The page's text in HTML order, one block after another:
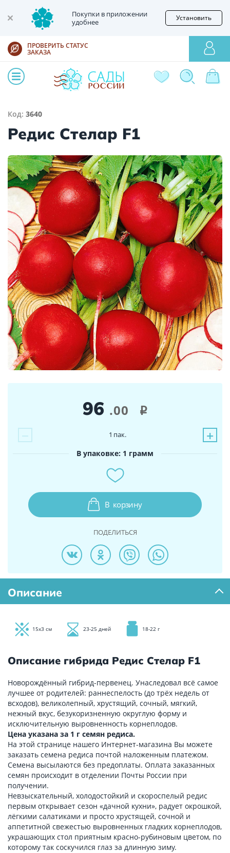
Покупки в приложении
удобнее
Установить
ПРОВЕРИТЬ СТАТУС
ЗАКАЗА
Код: 3640
Редис Стелар F1
96 .00 i
− +
1 пак.
В упаковке: 1 грамм
В корзину
ПОДЕЛИТЬСЯ
Описание
15х3 см 23-25 дней 18-22 г
Описание гибрида Редис Стелар F1
Новорождённый гибрид-первенец. Унаследовал всё самое
лучшее от родителей: раннеспелость (до трёх недель от
всходов), великолепный, хрустящий, сочный, мягкий,
нежный вкус, безукоризненную округлую форму и
исключительную выровненность корнеплодов.
Цена указана за 1 г семян редиса.
На этой странице нашего Интернет-магазина Вы можете
заказать семена редиса почтой наложенным платежом.
Семена высылаются без предоплаты. Оплата заказанных
семян происходит в отделении Почты России при
получении.
Невзыскательный, холодостойкий и скороспелый редис
первым открывает сезон «дачной кухни», радует окрошкой,
лёгкими салатиками и просто хрустящей, сочной и
аппетитной свежестью выровненных гладких корнеплодов,
украшающих стол приятным красно-рубиновым цветом, по
которому так соскучился глаз за длинную зиму.